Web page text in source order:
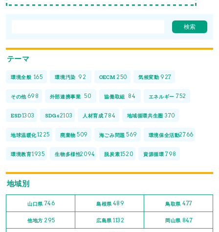
テーマ
環境全般 165 環境汚染 92 OECM 250 気候変動 927
その他 698 外部連携事業 50 協働取組 84 エネルギー 752
ESD1303 SDGs2103 人材育成 784 地域循環共生圏 370
地球温暖化1225 廃棄物 509 海ごみ問題 569 環境保全活動2766
環境教育1935 生物多様性2094 脱炭素1520 資源循環 798
地域別
山口県 746 島根県 489 鳥取県 477
他地方 295 広島県 1132 岡山県 847